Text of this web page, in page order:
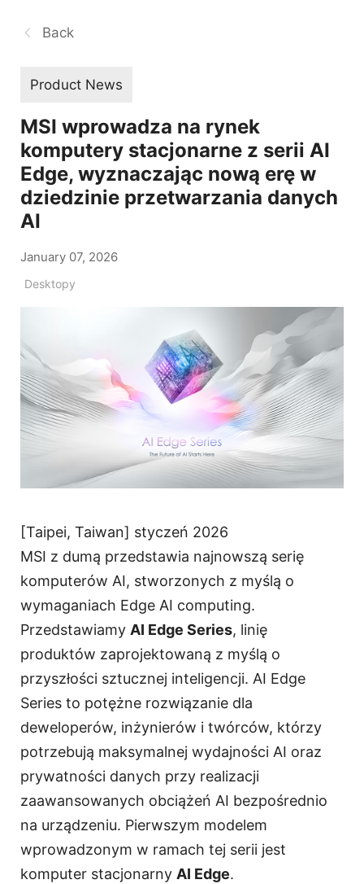
Back
Product News
MSI wprowadza na rynek
komputery stacjonarne z serii AI
Edge, wyznaczając nową erę w
dziedzinie przetwarzania danych
AI
January 07, 2026
Desktopy
[Taipei, Taiwan] styczeń 2026
MSI z dumą przedstawia najnowszą serię
komputerów AI, stworzonych z myślą o
wymaganiach Edge AI computing.
Przedstawiamy AI Edge Series, linię
produktów zaprojektowaną z myślą o
przyszłości sztucznej inteligencji. AI Edge
Series to potężne rozwiązanie dla
deweloperów, inżynierów i twórców, którzy
potrzebują maksymalnej wydajności AI oraz
prywatności danych przy realizacji
zaawansowanych obciążeń AI bezpośrednio
na urządzeniu. Pierwszym modelem
wprowadzonym w ramach tej serii jest
komputer stacjonarny AI Edge.